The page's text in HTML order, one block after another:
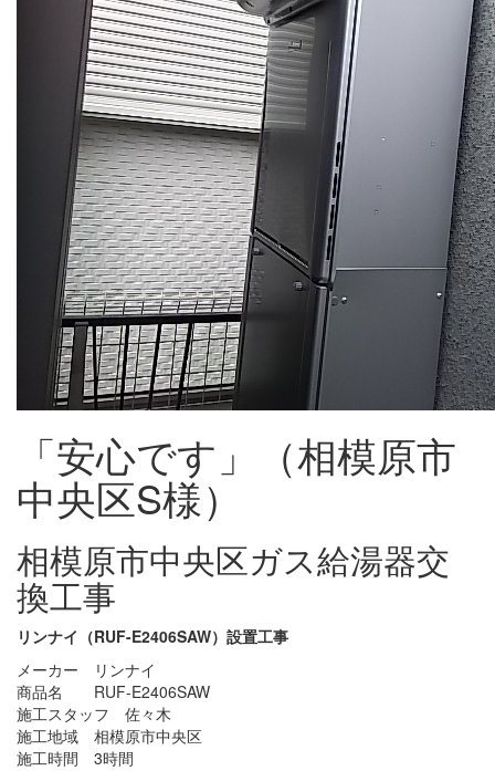
「安心です」（相模原市
中央区S様）
相模原市中央区ガス給湯器交
換工事
リンナイ（RUF-E2406SAW）設置工事
メーカー リンナイ
商品名 RUF-E2406SAW
施工スタッフ 佐々木
施工地域 相模原市中央区
施工時間 3時間